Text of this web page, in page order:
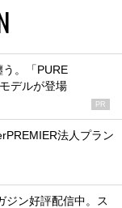
う。「PURE
デルが登場
PR
法人プラン
ジン好評配信中。ス